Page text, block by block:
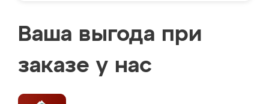
Ваша выгода при
заказе у нас